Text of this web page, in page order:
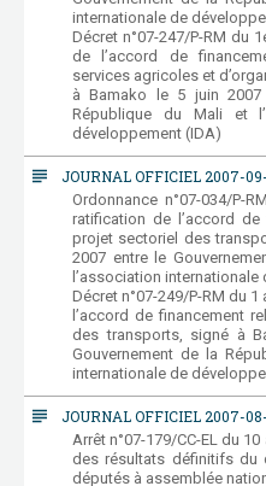
internationale de
Décret n°07-247/P-RM du
de l’accord de
services agricoles et
à Bamako le 5 juin 2007
République du Mali et
développement (IDA)
subject JOURNAL OFFICIEL 2007-
Ordonnance n°07-034/P-
ratification de l’accord
projet sectoriel des
2007 entre le
l’association
Décret n°07-249/P-RM du
l’accord de financement
des transports, signé à
Gouvernement de la
internationale de
subject JOURNAL OFFICIEL 2007-
Arrêt n°07-179/CC-EL du
des résultats définitifs du
députés à assemblée